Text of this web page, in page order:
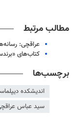
مطالب مرتبط
عراقچی:
کتاب‌های
برچسب‌ها
اندیشکده
سید عباس